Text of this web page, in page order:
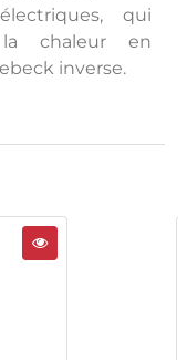
qui
chaleur en
inverse.